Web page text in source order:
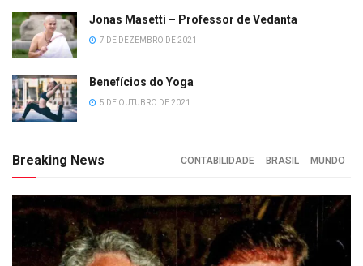
Jonas Masetti – Professor de Vedanta
7 DE DEZEMBRO DE 2021
Benefícios do Yoga
5 DE OUTUBRO DE 2021
Breaking News CONTABILIDADE BRASIL MUNDO